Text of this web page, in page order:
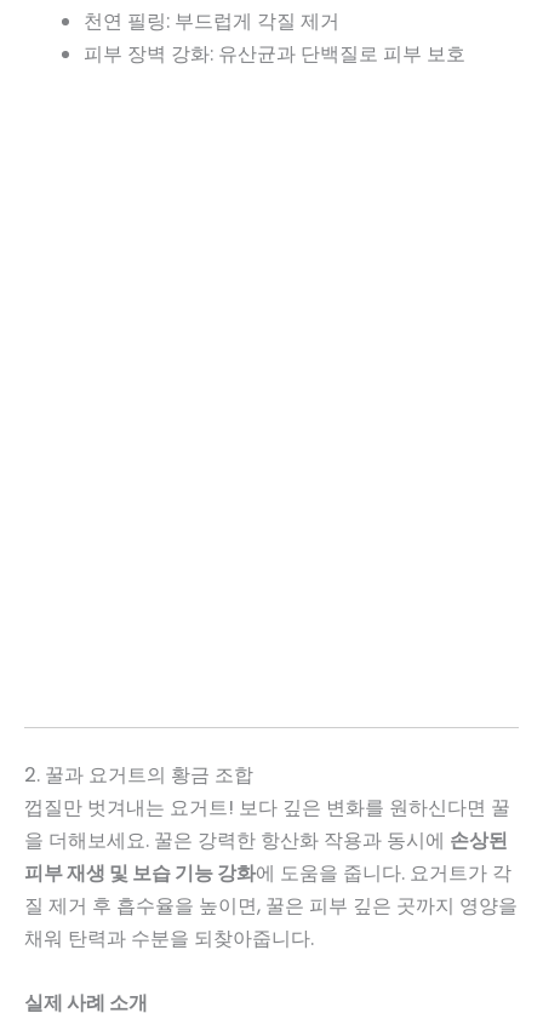
천연 필링: 부드럽게 각질 제거
피부 장벽 강화: 유산균과 단백질로 피부 보호
2. 꿀과 요거트의 황금 조합
껍질만 벗겨내는 요거트! 보다 깊은 변화를 원하신다면 꿀
을 더해보세요. 꿀은 강력한 항산화 작용과 동시에 손상된
피부 재생 및 보습 기능 강화에 도움을 줍니다. 요거트가 각
질 제거 후 흡수율을 높이면, 꿀은 피부 깊은 곳까지 영양을
채워 탄력과 수분을 되찾아줍니다.
실제 사례 소개